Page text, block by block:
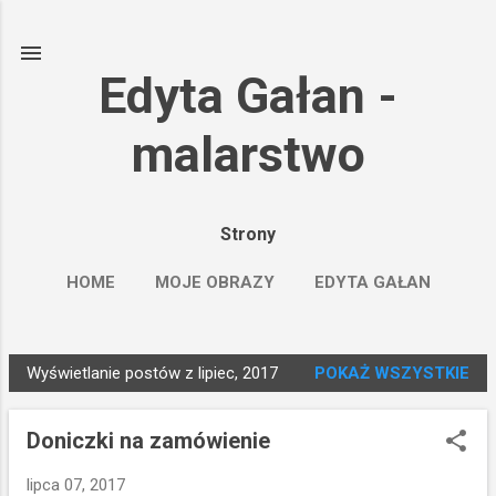
Edyta Gałan -
malarstwo
Strony
HOME MOJE OBRAZY EDYTA GAŁAN
P
o
Wyświetlanie postów z lipiec, 2017 POKAŻ WSZYSTKIE
Doniczki na zamówienie
lipca 07, 2017